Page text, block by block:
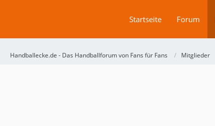
Startseite Forum
Handballecke.de - Das Handballforum von Fans für Fans Mitglieder